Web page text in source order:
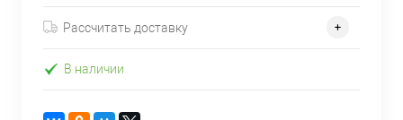
Рассчитать доставку
В наличии